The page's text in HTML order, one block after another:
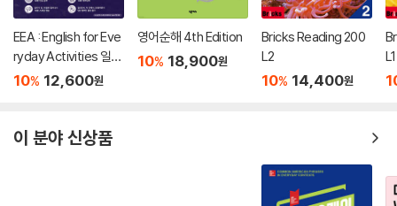
-학부모는 자녀와 함께 읽으면서 재미와 학습효과를 동시에 누리고 세대
간의 벽을 허물 수 있다.
-영어 실력 자체가 길러져서 영어 시험에서 높은 점수를 받을 수 있다.
-지속적인 영어 공부가 필요한 직장인은 회화 실력과 함께 고급 영어에 익
특별제공: 역자 직강 영어 삼국지 무료강의 blog.naver.com/ji_min_ju
EEA : English for Eve
ryday Activities 일상
표현 낭독편
10% 12,600원
영어순해 4th Edition
10% 18,900원
Bricks Reading 200
L2
10% 14,400원
L1
이 분야 신상품